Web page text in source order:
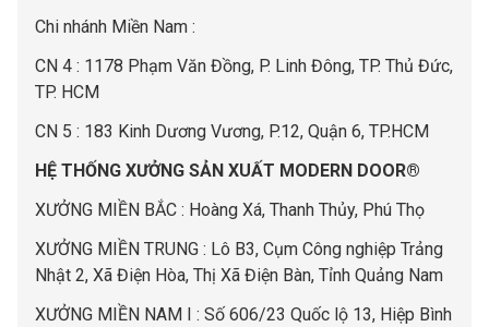
Chi nhánh Miền Nam :
CN 4 : 1178 Phạm Văn Đồng, P. Linh Đông, TP. Thủ Đức,
TP. HCM
CN 5 : 183 Kinh Dương Vương, P.12, Quận 6, TP.HCM
HỆ THỐNG XƯỞNG SẢN XUẤT MODERN DOOR®
XƯỞNG MIỀN BẮC : Hoàng Xá, Thanh Thủy, Phú Thọ
XƯỞNG MIỀN TRUNG : Lô B3, Cụm Công nghiệp Trảng
Nhật 2, Xã Điện Hòa, Thị Xã Điện Bàn, Tỉnh Quảng Nam
XƯỞNG MIỀN NAM I : Số 606/23 Quốc lộ 13, Hiệp Bình